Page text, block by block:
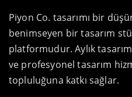
Piyon Co. tasarımı bir
benimseyen bir tasarım
platformudur. Aylık
ve profesyonel tasarım
topluluğuna katkı sağlar.